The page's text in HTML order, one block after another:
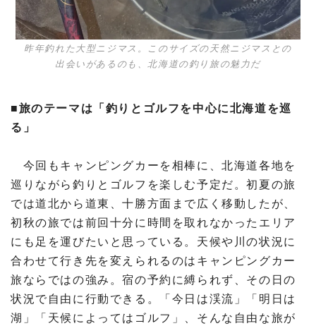
昨年釣れた大型ニジマス。このサイズの天然ニジマスとの
出会いがあるのも、北海道の釣り旅の魅力だ
■旅のテーマは「釣りとゴルフを中心に北海道を巡
る」
今回もキャンピングカーを相棒に、北海道各地を
巡りながら釣りとゴルフを楽しむ予定だ。初夏の旅
では道北から道東、十勝方面まで広く移動したが、
初秋の旅では前回十分に時間を取れなかったエリア
にも足を運びたいと思っている。天候や川の状況に
合わせて行き先を変えられるのはキャンピングカー
旅ならではの強み。宿の予約に縛られず、その日の
状況で自由に行動できる。「今日は渓流」「明日は
湖」「天候によってはゴルフ」、そんな自由な旅が